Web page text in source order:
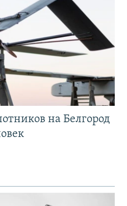
на Белгород